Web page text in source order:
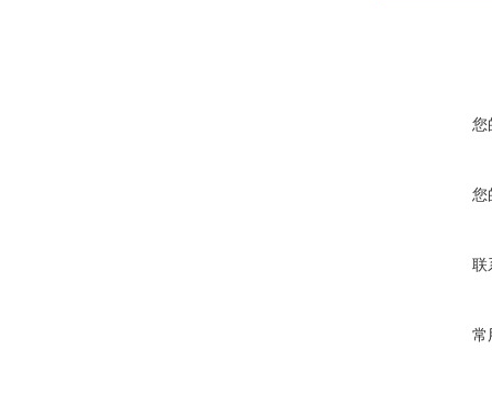
您
您
联
常